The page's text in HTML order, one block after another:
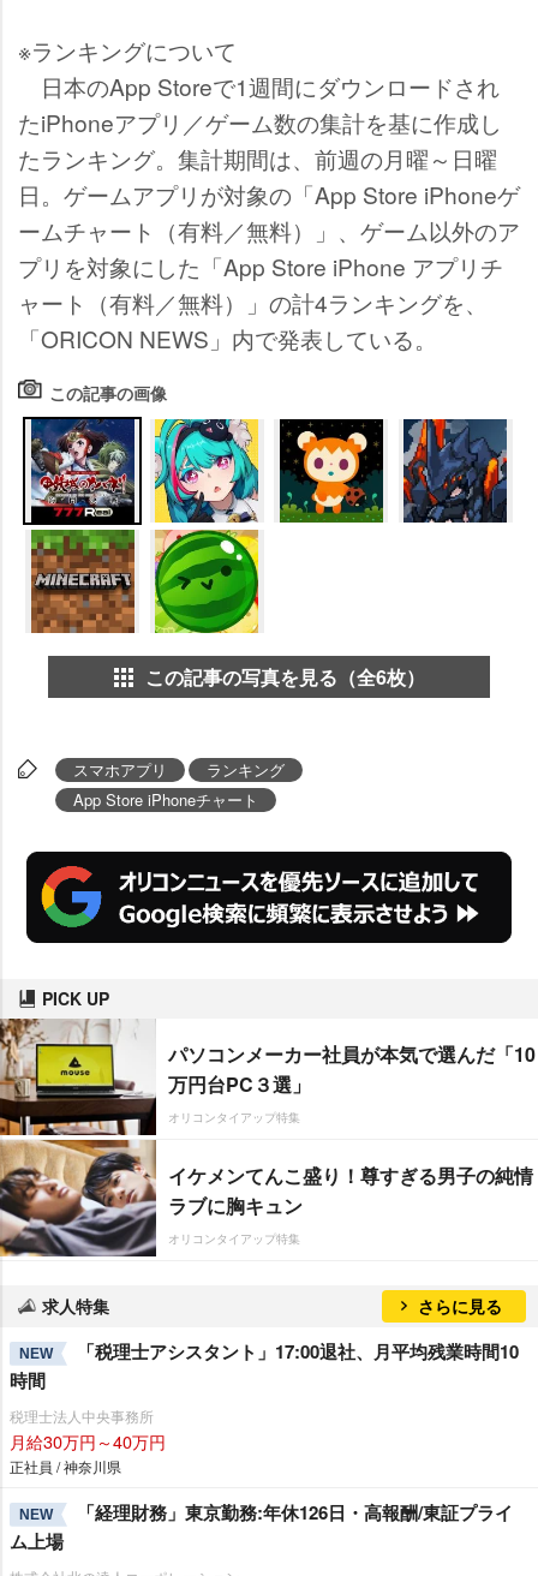
※ランキングについて
日本のApp Storeで1週間にダウンロードされ
たiPhoneアプリ／ゲーム数の集計を基に作成し
たランキング。集計期間は、前週の月曜～日曜
日。ゲームアプリが対象の「App Store iPhoneゲ
ームチャート（有料／無料）」、ゲーム以外のア
プリを対象にした「App Store iPhone アプリチ
ャート（有料／無料）」の計4ランキングを、
「ORICON NEWS」内で発表している。
この記事の画像
この記事の写真を見る（全6枚）
スマホアプリ
ランキング
App Store iPhoneチャート
PICK UP
パソコンメーカー社員が本気で選んだ「10
万円台PC３選」
オリコンタイアップ特集
イケメンてんこ盛り！尊すぎる男子の純情
ラブに胸キュン
オリコンタイアップ特集
求人特集 さらに見る
NEW
「税理士アシスタント」17:00退社、月平均残業時間10
時間
税理士法人中央事務所
月給30万円～40万円
正社員 / 神奈川県
NEW
「経理財務」東京勤務:年休126日・高報酬/東証プライ
ム上場